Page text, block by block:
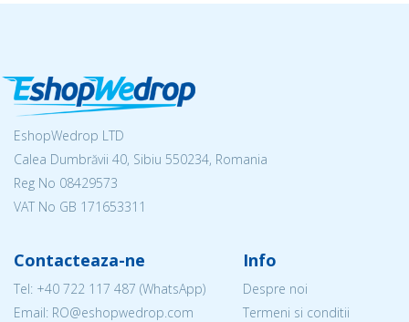
EshopWedrop LTD
Calea Dumbrăvii 40, Sibiu 550234, Romania
Reg No 08429573
VAT No GB 171653311
Contacteaza-ne
Tel: +40 722 117 487 (WhatsApp)
Email: RO@eshopwedrop.com
Info
Despre noi
Termeni si conditii